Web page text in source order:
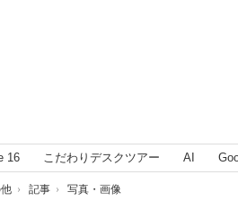
16 こだわりデスクツアー AI
› 記事 › 写真・画像